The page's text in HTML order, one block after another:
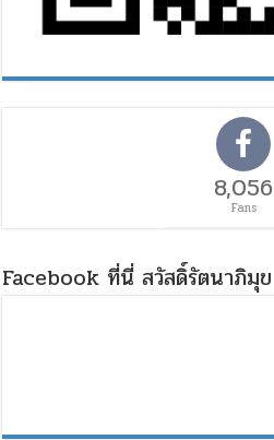
8,056
Fans
Facebook ที่นี่ สวัสดิ์รัตนาภิมุข